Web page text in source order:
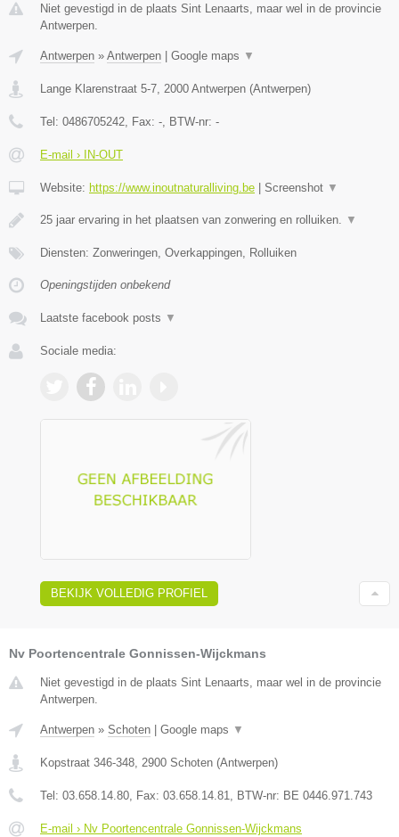
Niet gevestigd in de plaats Sint Lenaarts, maar wel in de provincie
Antwerpen.
Antwerpen » Antwerpen | Google maps ▼
Lange Klarenstraat 5-7 2000 Antwerpen (Antwerpen)
Tel: 0486705242 , Fax: - , BTW-nr: -
E-mail › IN-OUT
Website: https://www.inoutnaturalliving.be | Screenshot ▼
25 jaar ervaring in het plaatsen van zonwering en rolluiken. ▼
Diensten: Zonweringen, Overkappingen, Rolluiken
Openingstijden onbekend
Laatste facebook posts ▼
Sociale media:
BEKIJK VOLLEDIG PROFIEL
Nv Poortencentrale Gonnissen-Wijckmans
Niet gevestigd in de plaats Sint Lenaarts, maar wel in de provincie
Antwerpen.
Antwerpen » Schoten Google maps ▼
Kopstraat 346-348, 2900 Schoten (Antwerpen)
Tel: 03.658.14.80, Fax: 03.658.14.81, BTW-nr: BE 0446.971.743
E-mail › Nv Poortencentrale Gonnissen-Wijckmans